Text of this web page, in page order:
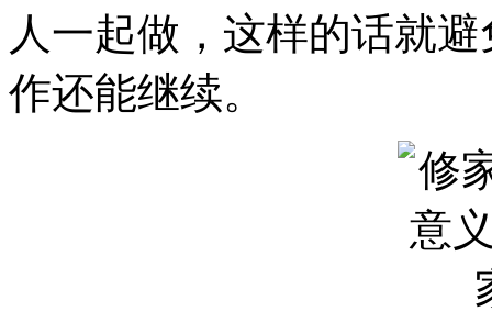
人一起做，这样的话就
作还能继续。